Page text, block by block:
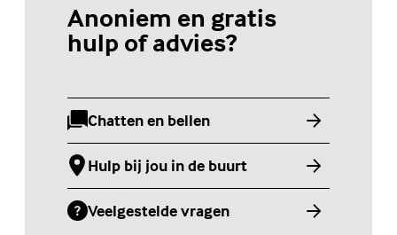
Anoniem en gratis
hulp of advies?
Chatten en bellen
(Externe link)
Hulp bij jou in de buurt
(Externe link)
Veelgestelde vragen
(Externe link)